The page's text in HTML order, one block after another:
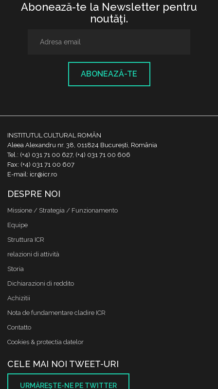
Abonează-te la Newsletter pentru
noutăţi.
ABONEAZĂ-TE
INSTITUTUL CULTURAL ROMÂN
Aleea Alexandru nr. 38, 011824 București, România
Tel.: (+4) 031 71 00 627, (+4) 031 71 00 606
Fax: (+4) 031 71 00 607
E-mail: icr@icr.ro
DESPRE NOI
Missione / Strategia / Funzionamento
Equipe
Struttura ICR
relazioni di attività
Storia
Dichiarazioni di reddito
Achizitii
Nota de fundamentare cladire ICR
Contatto
Cookies & protectia datelor
CELE MAI NOI TWEET-URI
URMĂREŞTE-NE PE TWITTER